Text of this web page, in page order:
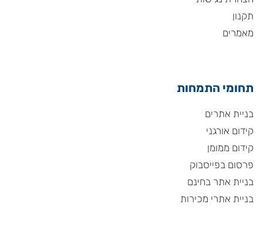
תקנון
מאמרים
תחומי התמחות
בניית אתרים
קידום אורגני
קידום ממומן
פרסום בפייסבוק
בניית אתר בחינם
בניית אתרי מכירות